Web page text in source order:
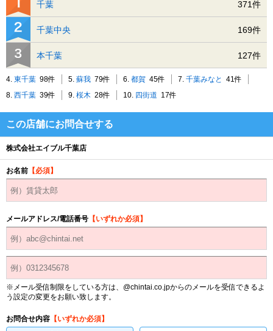
千葉 371件
千葉中央 169件
本千葉 127件
4. 東千葉 98件 5. 蘇我 79件 6. 都賀 45件 7. 千葉みなと 41件
8. 西千葉 39件 9. 桜木 28件 10. 四街道 17件
この店舗にお問合せする
株式会社エイブル千葉店
お名前 【必須】
メールアドレス/電話番号 【いずれか必須】
※メール受信制限をしている方は、@chintai.co.jpからのメールを受信できるよ
う設定の変更をお願い致します。
お問合せ内容 【いずれか必須】